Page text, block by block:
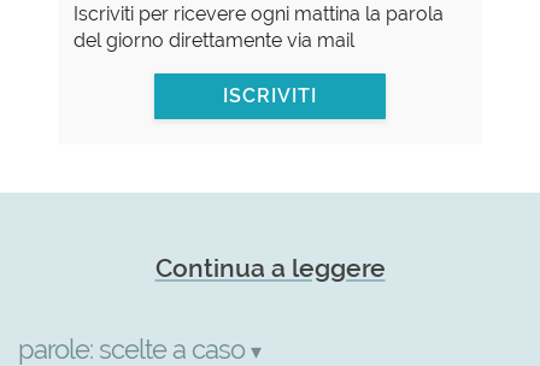
Iscriviti per ricevere ogni mattina la parola
del giorno direttamente via mail
ISCRIVITI
Continua a leggere
parole: scelte a caso ▾